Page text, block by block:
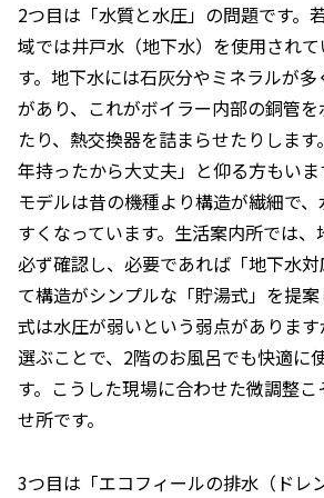
2つ目は「水質と水圧」の問題です。
域では井戸水（地下水）を使用され
す。地下水には石灰分やミネラルが
があり、これがボイラー内部の銅管
たり、熱交換器を詰まらせたりしま
年持ったから大丈夫」と仰る方もい
モデルは昔の機種より構造が繊細で
すくなっています。生活案内所では
必ず確認し、必要であれば「地下水
て構造がシンプルな「貯湯式」を提
式は水圧が弱いという弱点がありま
選ぶことで、2階のお風呂でも快適に
す。こうした現場に合わせた微調整
せ所です。
3つ目は「エコフィールの排水（ドレ